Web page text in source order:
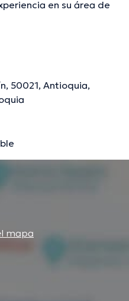
en su área de
Cardenas Jaramillo ha
en su campo de
ediciones.
por el Dr.
50021, Antioquia,
mapa